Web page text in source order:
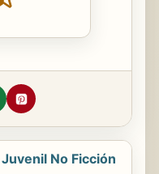
No Ficción